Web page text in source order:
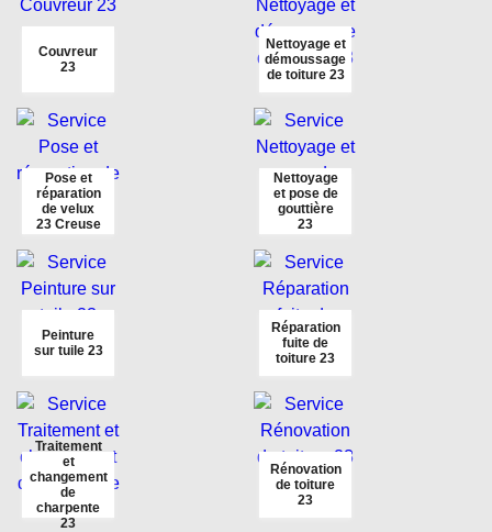
Couvreur
23
Nettoyage et
démoussage
de toiture 23
Pose et
réparation
de velux
23 Creuse
Nettoyage
et pose de
gouttière
23
Peinture
sur tuile 23
Réparation
fuite de
toiture 23
Traitement
et
changement
de
charpente
23
Rénovation
de toiture
23